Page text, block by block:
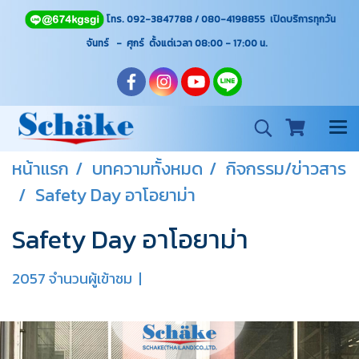
โทร. 092-3847788 / 080-4198855 เปิดบริการทุกวัน
จันทร์ - ศุกร์ ตั้งแต่เวลา 08:00 - 17:00น.
หน้าแรก บทความทั้งหมด
กิจกรรม/ข่าวสาร
Safety Day อาโอยาม่า
Safety Day อาโอยาม่า
2057 จำนวนผู้เข้าชม |